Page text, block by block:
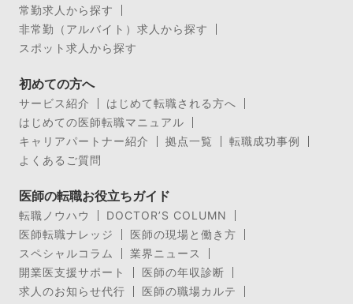
常勤求人から探す
非常勤（アルバイト）求人から探す
スポット求人から探す
初めての方へ
サービス紹介
はじめて転職される方へ
はじめての医師転職マニュアル
キャリアパートナー紹介
拠点一覧
転職成功事例
よくあるご質問
医師の転職お役立ちガイド
転職ノウハウ
DOCTOR’S COLUMN
医師転職ナレッジ
医師の現場と働き方
スペシャルコラム
業界ニュース
開業医支援サポート
医師の年収診断
求人のお知らせ代行
医師の職場カルテ